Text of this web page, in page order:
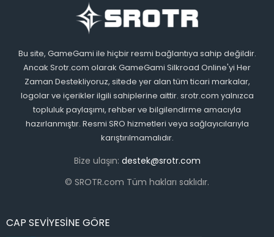
Bu site, GameGami ile hiçbir resmi bağlantıya sahip değildir.
Ancak Srotr.com olarak GameGami Silkroad Online'yi Her
Zaman Destekliyoruz, sitede yer alan tüm ticari markalar,
logolar ve içerikler ilgili sahiplerine aittir. srotr.com yalnızca
topluluk paylaşımı, rehber ve bilgilendirme amacıyla
hazırlanmıştır. Resmi SRO hizmetleri veya sağlayıcılarıyla
karıştırılmamalıdır.
Bize ulaşın: destek@srotr.com
© SROTR.com Tüm hakları saklıdır.
CAP SEVİYESİNE GÖRE